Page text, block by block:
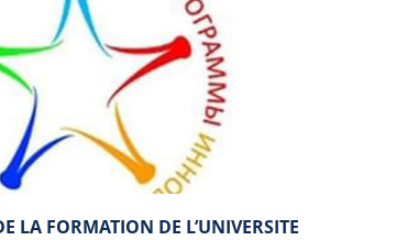
LA FORMATION DE L’UNIVERSITE